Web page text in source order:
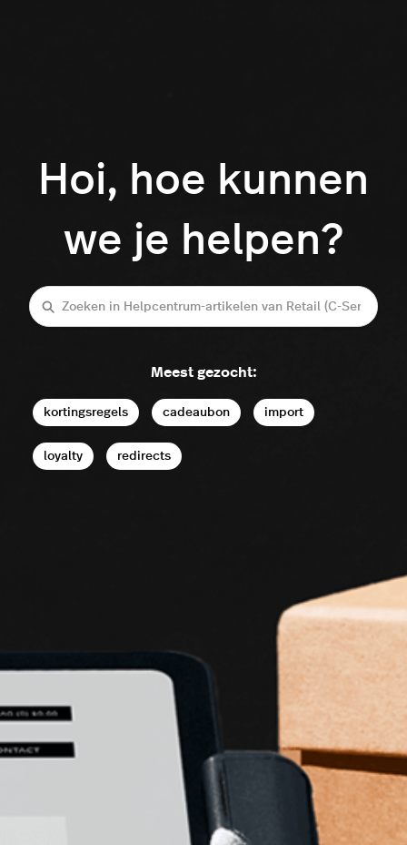
Hoi, hoe kunnen
we je helpen?
Zoeken
Meest gezocht:
kortingsregels cadeaubon import
loyalty redirects